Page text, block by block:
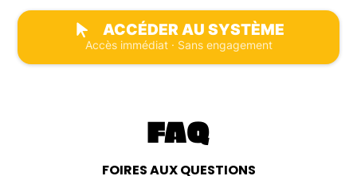
ACCÉDER AU SYSTÈME
Accès immédiat · Sans engagement
FAQ
FOIRES AUX QUESTIONS